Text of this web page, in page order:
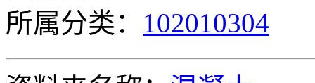
所属分类： 102010304